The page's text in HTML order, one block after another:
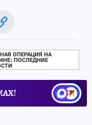
ОПЕРАЦИЯ НА
ПОСЛЕДНИЕ